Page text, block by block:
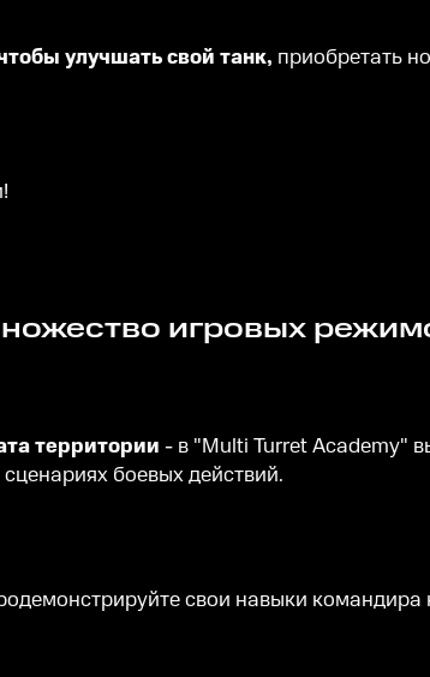
улучшать свой танк, приобретать
игровых
территории - в "Multi Turret Academy"
боевых действий.
свои навыки командира